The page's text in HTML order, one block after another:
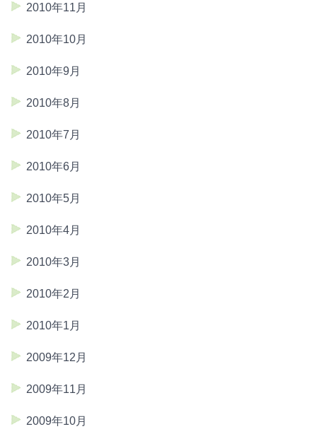
2010年11月
2010年10月
2010年9月
2010年8月
2010年7月
2010年6月
2010年5月
2010年4月
2010年3月
2010年2月
2010年1月
2009年12月
2009年11月
2009年10月